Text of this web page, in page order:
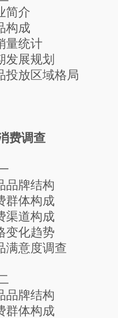
介
成
统计
规划
区域格局
费调查
结构
构成
构成
趋势
度调查
结构
构成